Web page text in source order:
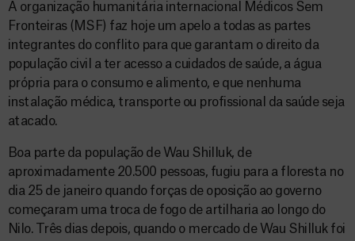
A organização humanitária internacional Médicos Sem
Fronteiras (MSF) faz hoje um apelo a todas as partes
integrantes do conflito para que garantam o direito da
população civil a ter acesso a cuidados de saúde, a água
própria para o consumo e alimento, e que nenhuma
instalação médica, transporte ou profissional da saúde seja
atacado.
Boa parte da população de Wau Shilluk, de
aproximadamente 20.500 pessoas, fugiu para a floresta no
dia 25 de janeiro quando forças de oposição ao governo
começaram uma troca de fogo de artilharia ao longo do
Nilo. Três dias depois, quando o mercado de Wau Shilluk foi